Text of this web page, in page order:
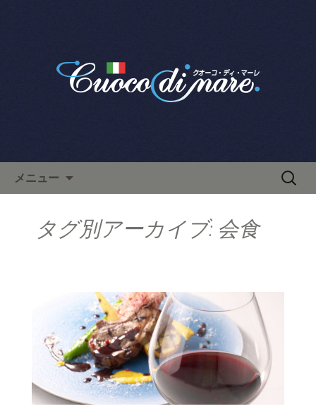
ーコ・ディ・マーレ」のブロ
メニュー
検
タグ別アーカイブ: 会食